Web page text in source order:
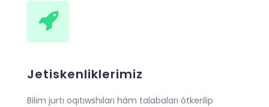
Jetiskenliklerimiz
Bilim jurtı oqıtıwshıları hám talabaları ótkerilip